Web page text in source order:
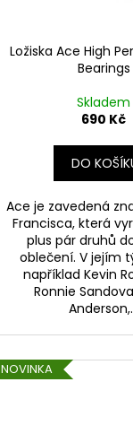
Ložiska Ace High
Bearings
Skladem
690 Kč
DO
Ace je zavedená
Francisca, která
plus pár druhů
oblečení. V jejím
například Kevin
Ronnie
NOVINKA